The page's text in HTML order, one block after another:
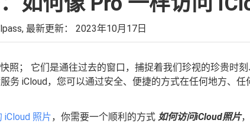
最新更新： 2023年10月17日
照； 它们是通往过去的窗口，捕捉着我们珍视的珍贵时刻
务 iCloud，您可以通过安全、便捷的方式在任何地方、任
iCloud 照片，你需要一个顺利的方式 如何访问iCloud照片